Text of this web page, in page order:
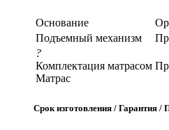
Основание
Подъемный механизм
?
Комплектация матрасом
Матрас
Срок изготовления / Гарантия /